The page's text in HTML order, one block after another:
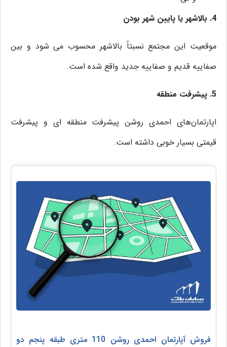
4. بالاشهر یا پایین شهر بودن
موقعیت این مجتمع نسبتاً بالاشهر محسوب می شود و بین
صفاییه قدیم و صفاییه جدید واقع شده است.
5. پیشرفت منطقه
اپارتمان‌های احمدی روشن پیشرفت منطقه ای و پیشرفت
قیمتی بسیار خوبی داشته است.
فروش آپارتمان احمدی روشن 110 متری طبقه پنجم دو